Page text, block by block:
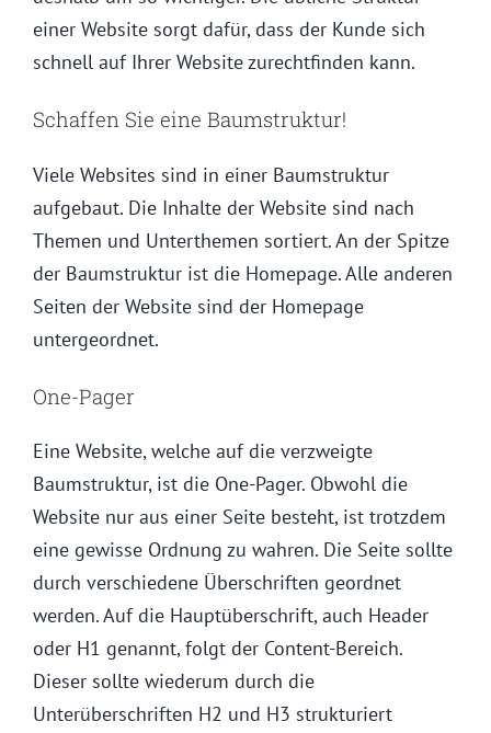
einer Website sorgt dafür, dass der Kunde sich
schnell auf Ihrer Website zurechtfinden kann.
Schaffen Sie eine Baumstruktur!
Viele Websites sind in einer Baumstruktur
aufgebaut. Die Inhalte der Website sind nach
Themen und Unterthemen sortiert. An der Spitze
der Baumstruktur ist die Homepage. Alle anderen
Seiten der Website sind der Homepage
untergeordnet.
One-Pager
Eine Website, welche auf die verzweigte
Baumstruktur, ist die One-Pager. Obwohl die
Website nur aus einer Seite besteht, ist trotzdem
eine gewisse Ordnung zu wahren. Die Seite sollte
durch verschiedene Überschriften geordnet
werden. Auf die Hauptüberschrift, auch Header
oder H1 genannt, folgt der Content-Bereich.
Dieser sollte wiederum durch die
Unterüberschriften H2 und H3 strukturiert